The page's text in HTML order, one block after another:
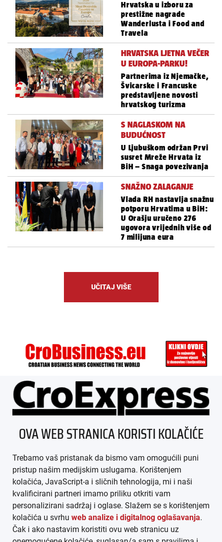
Hrvatska u izboru za
prestižne nagrade
Wanderlusta i Food and
Travela
HRVATSKA LJETNA VEČER
U EUROPA-PARKU!
Partnerima iz Njemačke,
Švicarske i Francuske
predstavljene novosti
hrvatskog turizma
S NAGLASKOM NA
BUDUĆNOST
U Ljubuškom održan Prvi
susret Mreže Hrvata iz
BiH – Snaga povezivanja
SNAŽNO ZALAGANJE
Vlada RH nastavlja snažnu
potporu Hrvatima u BiH:
U Orašju uručeno 276
ugovora vrijednih više od
7 milijuna eura
UČITAJ VIŠE
ÜBER UNS
IMPRESSUM
AGB
DATENSCHUTZ
MEDIADATEN
ARHIVA (PDF)
OVA WEB STRANICA KORISTI KOLAČIĆE
Trebamo vaš pristanak da bismo vam omogućili puni
pristup našim medijskim uslugama. Korištenjem
kolačića, JavaScript-a i sličnih tehnologija, mi i naši
kvalificirani partneri imamo priliku otkriti vam
personalizirani sadržaj i oglase. Slažem se s korištenjem
kolačića u svrhu web analize i digitalnog oglašavanja.
Čak i ako nastavim koristiti ovu web stranicu uz